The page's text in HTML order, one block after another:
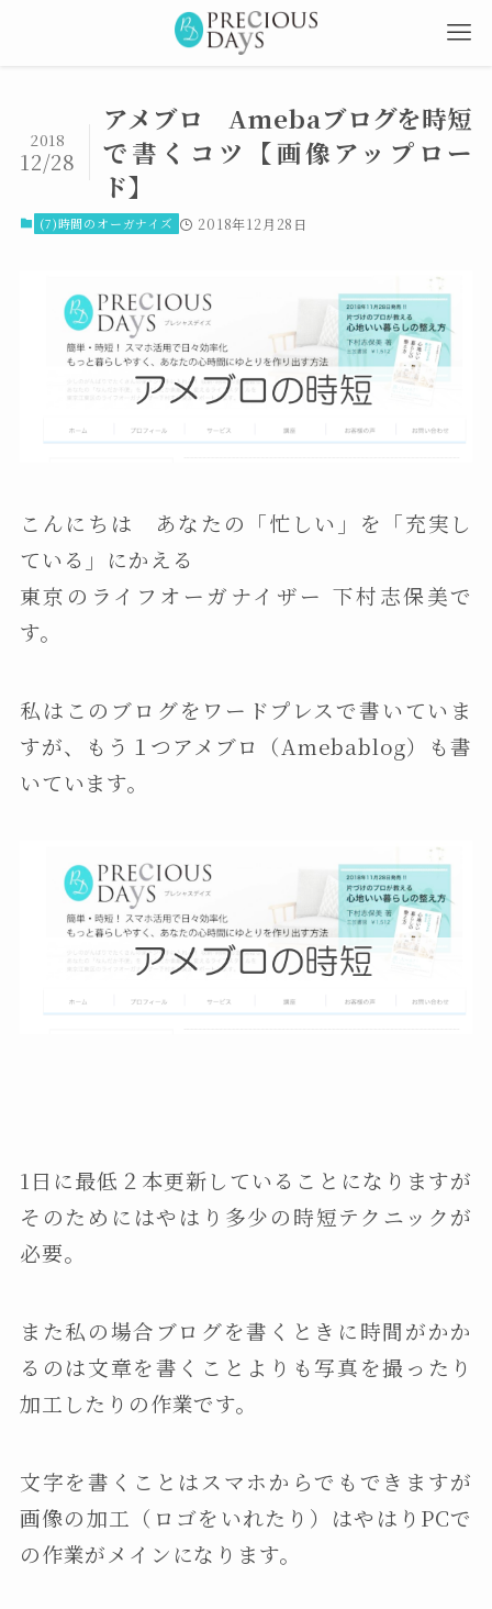
アメブロ Amebaブログを時短
で書くコツ【画像アップロー
ド】
2018
12/28
(7)時間のオーガナイズ 2018年12月28日
こんにちは あなたの「忙しい」を「充実し
ている」にかえる
東京のライフオーガナイザー 下村志保美で
す。
私はこのブログをワードプレスで書いていま
すが、もう１つアメブロ（Amebablog）も書
いています。
1日に最低２本更新していることになりますが
そのためにはやはり多少の時短テクニックが
必要。
また私の場合ブログを書くときに時間がかか
るのは文章を書くことよりも写真を撮ったり
加工したりの作業です。
文字を書くことはスマホからでもできますが
画像の加工（ロゴをいれたり）はやはりPCで
の作業がメインになります。